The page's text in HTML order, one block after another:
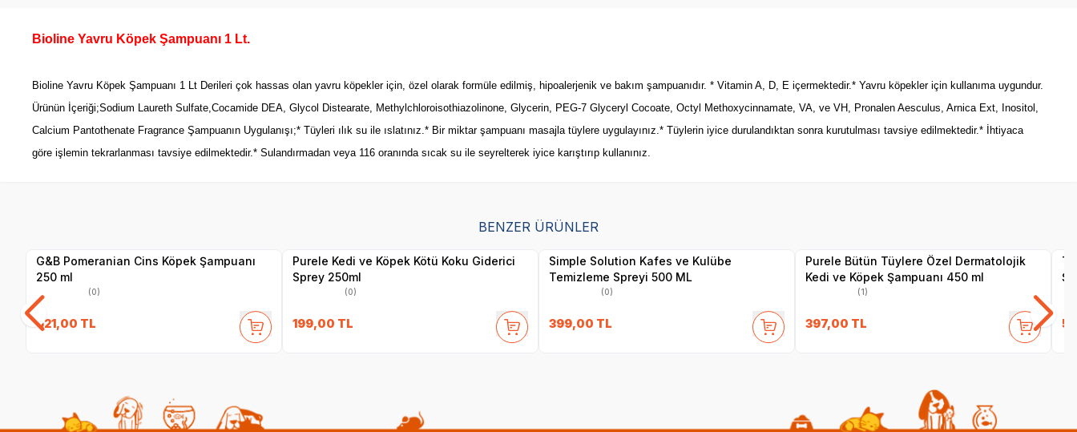
Bioline Yavru Köpek Şampuanı 1 Lt.
Bioline Yavru Köpek Şampuanı 1 Lt Derileri çok hassas olan yavru köpekler için, özel olarak formüle edilmiş, hipoalerjenik ve bakım şampuanıdır. * Vitamin A, D, E içermektedir.* Yavru köpekler için kullanıma uygundur.
Ürünün İçeriği;Sodium Laureth Sulfate,Cocamide DEA, Glycol Distearate, Methylchloroisothiazolinone, Glycerin, PEG-7 Glyceryl Cocoate, Octyl Methoxycinnamate, VA, ve VH, Pronalen Aesculus, Arnica Ext, Inositol,
Calcium Pantothenate Fragrance Şampuanın Uygulanışı;* Tüyleri ılık su ile ıslatınız.* Bir miktar şampuanı masajla tüylere uygulayınız.* Tüylerin iyice durulandıktan sonra kurutulması tavsiye edilmektedir.* İhtiyaca
göre işlemin tekrarlanması tavsiye edilmektedir.* Sulandırmadan veya 116 oranında sıcak su ile seyrelterek iyice karıştırıp kullanınız.
BENZER ÜRÜNLER
G&B Pomeranian Cins Köpek Şampuanı
250 ml
(0)
621,00 TL
Purele Kedi ve Köpek Kötü Koku Giderici
Sprey 250ml
(0)
199,00 TL
Simple Solution Kafes ve Kulübe
Temizleme Spreyi 500 ML
(0)
399,00 TL
Purele Bütün Tüylere Özel Dermatolojik
Kedi ve Köpek Şampuanı 450 ml
(1)
397,00 TL